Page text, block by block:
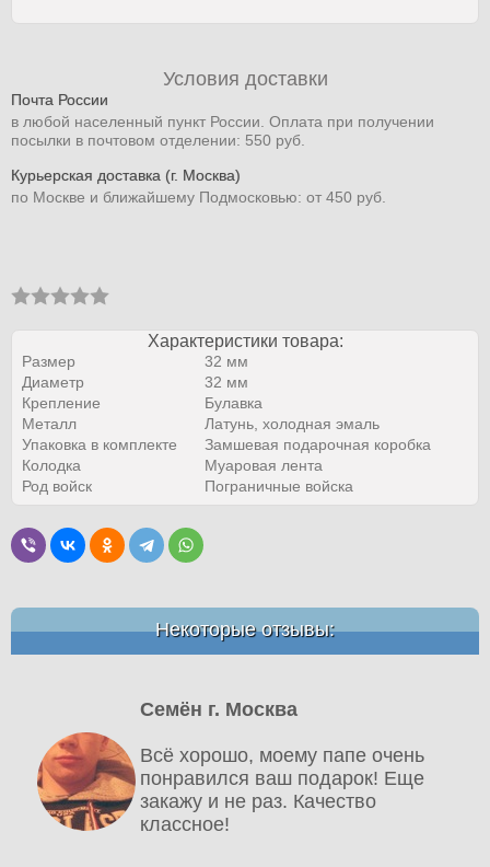
Условия доставки
Почта России
в любой населенный пункт России. Оплата при получении
посылки в почтовом отделении: 550 руб.
Курьерская доставка (г. Москва)
по Москве и ближайшему Подмосковью: от 450 руб.
Характеристики товара:
Размер
32 мм
Диаметр
32 мм
Крепление
Булавка
Металл
Латунь, холодная эмаль
Упаковка в комплекте
Замшевая подарочная коробка
Колодка
Муаровая лента
Род войск
Пограничные войска
Некоторые отзывы:
Семён г. Москва
Всё хорошо, моему папе очень
понравился ваш подарок! Еще
закажу и не раз. Качество
классное!